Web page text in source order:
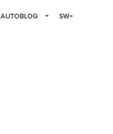
AUTOBLOG SW+